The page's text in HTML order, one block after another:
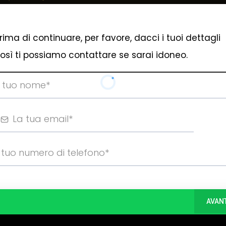
di continuare, per favore, dacci i tuoi dettagli
ti possiamo contattare se sarai idoneo.